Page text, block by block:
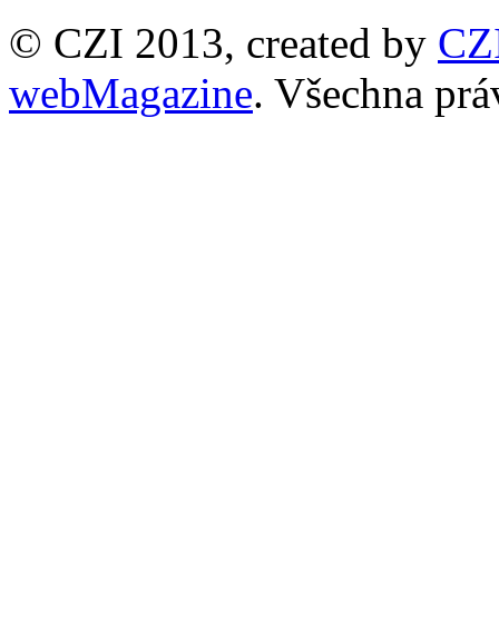
© CZI 2013, created by
webMagazine. Všechna